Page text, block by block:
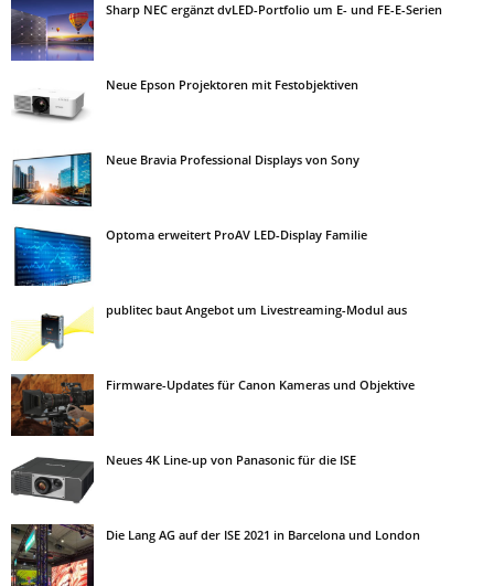
Sharp NEC ergänzt dvLED-Portfolio um E- und FE-E-Serien
Neue Epson Projektoren mit Festobjektiven
Neue Bravia Professional Displays von Sony
Optoma erweitert ProAV LED-Display Familie
publitec baut Angebot um Livestreaming-Modul aus
Firmware-Updates für Canon Kameras und Objektive
Neues 4K Line-up von Panasonic für die ISE
Die Lang AG auf der ISE 2021 in Barcelona und London